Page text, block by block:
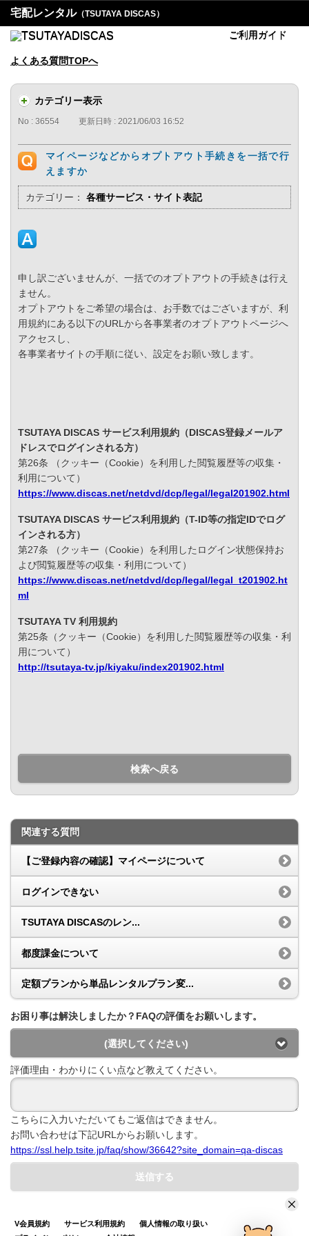
宅配レンタル（TSUTAYA DISCAS）
ご利用ガイド
よくある質問TOPへ
カテゴリー表示
No : 36554 更新日時 : 2021/06/03 16:52
マイページなどからオプトアウト手続きを一括で行
えますか
カテゴリー： 各種サービス・サイト表記
申し訳ございませんが、一括でのオプトアウトの手続きは行え
ません。
オプトアウトをご希望の場合は、お手数ではございますが、利
用規約にある以下のURLから各事業者のオプトアウトページへ
アクセスし、
各事業者サイトの手順に従い、設定をお願い致します。
TSUTAYA DISCAS サービス利用規約（DISCAS登録メールア
ドレスでログインされる方）
第26条 （クッキー（Cookie）を利用した閲覧履歴等の収集・
利用について）
https://www.discas.net/netdvd/dcp/legal/legal201902.html
TSUTAYA DISCAS サービス利用規約（T-ID等の指定IDでログ
インされる方）
第27条 （クッキー（Cookie）を利用したログイン状態保持お
よび閲覧履歴等の収集・利用について）
https://www.discas.net/netdvd/dcp/legal/legal_t201902.ht
ml
TSUTAYA TV 利用規約
第25条（クッキー（Cookie）を利用した閲覧履歴等の収集・利
用について）
http://tsutaya-tv.jp/kiyaku/index201902.html
検索へ戻る
関連する質問
【ご登録内容の確認】マイページについて
ログインできない
TSUTAYA DISCASのレン...
都度課金について
定額プランから単品レンタルプラン変...
お困り事は解決しましたか？FAQの評価をお願いします。
(選択してください)
評価理由・わかりにくい点など教えてください。
こちらに入力いただいてもご返信はできません。
お問い合わせは下記URLからお願いします。
https://ssl.help.tsite.jp/faq/show/36642?site_domain=qa-discas
送信する
V会員規約 サービス利用規約
個人情報の取り扱い